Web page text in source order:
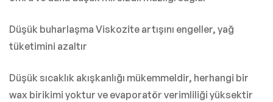
Düşük buharlaşma Viskozite artışını engeller, yağ
tüketimini azaltır
Düşük sıcaklık akışkanlığı mükemmeldir, herhangi bir
wax birikimi yoktur ve evaporatör verimliliği yüksektir